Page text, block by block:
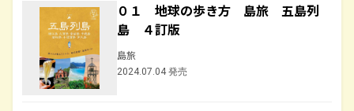
０１ 地球の歩き方 島旅 五島列
島 ４訂版
島旅
2024.07.04 発売